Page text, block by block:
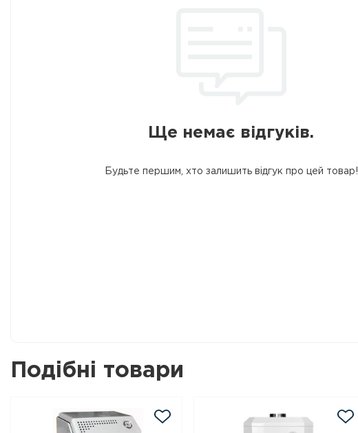
Ще немає відгуків.
Будьте першим, хто залишить відгук про цей товар!
Подібні товари